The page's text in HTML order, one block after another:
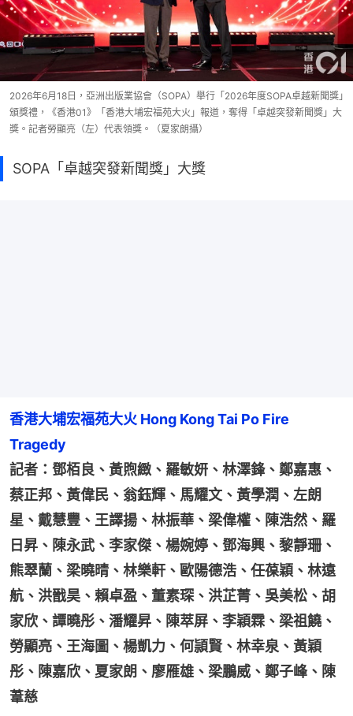
2026年6月18日，亞洲出版業協會（SOPA）舉行「2026年度SOPA卓越新聞獎」
頒獎禮，《香港01》「香港大埔宏福苑大火」報道，奪得「卓越突發新聞獎」大
獎。記者勞顯亮（左）代表領獎。（夏家朗攝）
SOPA「卓越突發新聞獎」大獎
香港大埔宏福苑大火 Hong Kong Tai Po Fire
Tragedy
記者：鄧栢良、黃煦緻、羅敏妍、林澤鋒、鄭嘉惠、
蔡正邦、黃偉民、翁鈺輝、馬耀文、黃學潤、左朗
星、戴慧豐、王譯揚、林振華、梁偉權、陳浩然、羅
日昇、陳永武、李家傑、楊婉婷、鄧海興、黎靜珊、
熊翠蘭、梁曉晴、林樂軒、歐陽德浩、任葆穎、林遠
航、洪戩昊、賴卓盈、董素琛、洪芷菁、吳美松、胡
家欣、譚曉彤、潘耀昇、陳萃屏、李穎霖、梁祖饒、
勞顯亮、王海圖、楊凱力、何頴賢、林幸泉、黃穎
彤、陳嘉欣、夏家朗、廖雁雄、梁鵬威、鄭子峰、陳
葦慈